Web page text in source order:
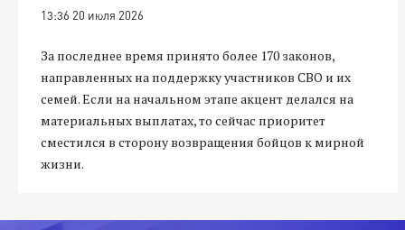
13:36 20 июля 2026
За последнее время принято более 170 законов,
направленных на поддержку участников СВО и их
семей. Если на начальном этапе акцент делался на
материальных выплатах, то сейчас приоритет
сместился в сторону возвращения бойцов к мирной
жизни.